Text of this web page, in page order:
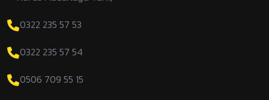
0322 235 57 53
0322 235 57 54
0506 709 55 15